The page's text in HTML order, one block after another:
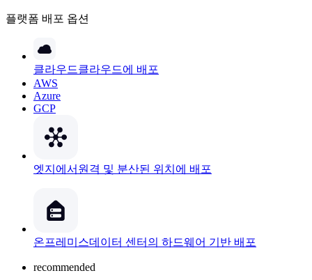
플랫폼 배포 옵션
클라우드클라우드에 배포
AWS
Azure
GCP
엣지에서 원격 및 분산된 위치에 배포
온프레미스데이터 센터의 하드웨어 기반 배포
recommended